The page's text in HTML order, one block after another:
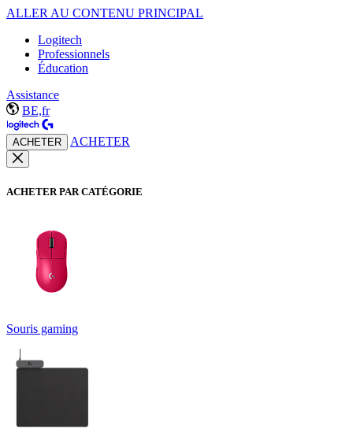
ALLER AU CONTENU PRINCIPAL
Logitech
Professionnels
Éducation
Assistance
BE,fr
ACHETER ACHETER
ACHETER PAR CATÉGORIE
Souris gaming